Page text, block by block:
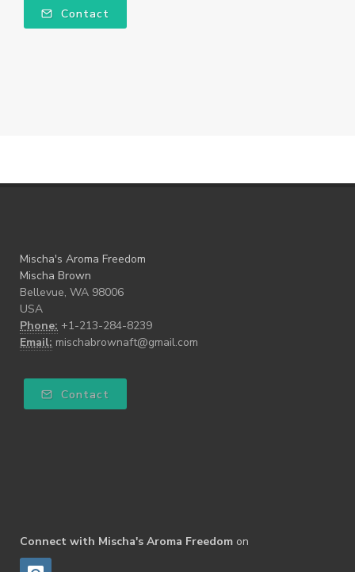
Contact
Mischa's Aroma Freedom
Mischa Brown
Bellevue, WA 98006
USA
Phone: +1-213-284-8239
Email: mischabrownaft@gmail.com
Contact
Connect with Mischa's Aroma Freedom on